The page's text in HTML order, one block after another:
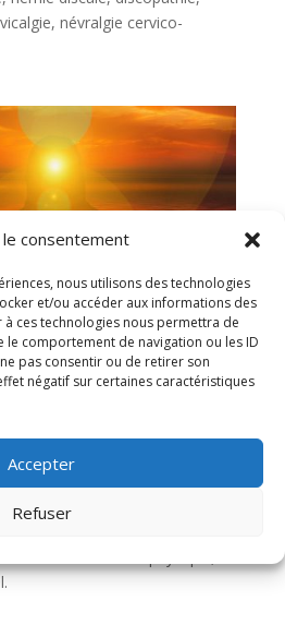
consentement
nous utilisons des technologies
et/ou accéder aux informations des
ces technologies nous permettra de
comportement de navigation ou les ID
pas consentir ou de retirer son
négatif sur certaines caractéristiques
Accepter
Refuser
névralgie cervico-
Comment ça marche ?
? Bienfaits et méthodes
bienfaits, techniques,
sont utiles, et le déroulement